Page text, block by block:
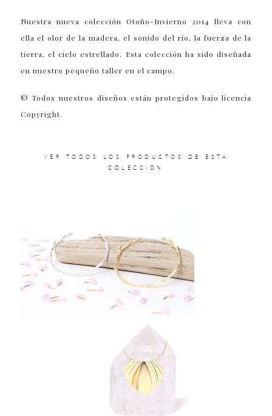
Nuestra nueva colección Otoño-Invierno 2014 lleva con
ella el olor de la madera, el sonido del río, la fuerza de la
tierra, el cielo estrellado. Esta colección ha sido diseñada
en nuestro pequeño taller en el campo.
© Todos nuestros diseños están protegidos bajo licencia
Copyright.
VER TODOS LOS PRODUCTOS DE ESTA
COLECCIÓN